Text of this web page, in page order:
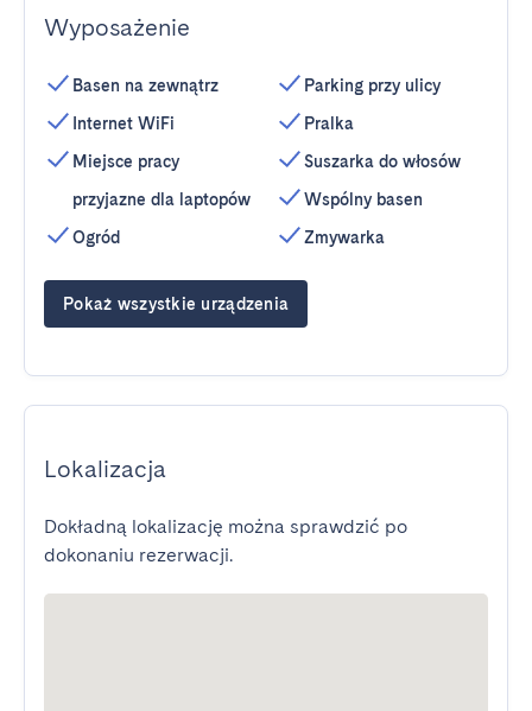
Wyposażenie
Basen na zewnątrz
Internet WiFi
Miejsce pracy
przyjazne dla laptopów
Ogród
Parking przy ulicy
Pralka
Suszarka do włosów
Wspólny basen
Zmywarka
Pokaż wszystkie urządzenia
Lokalizacja
Dokładną lokalizację można sprawdzić po
dokonaniu rezerwacji.